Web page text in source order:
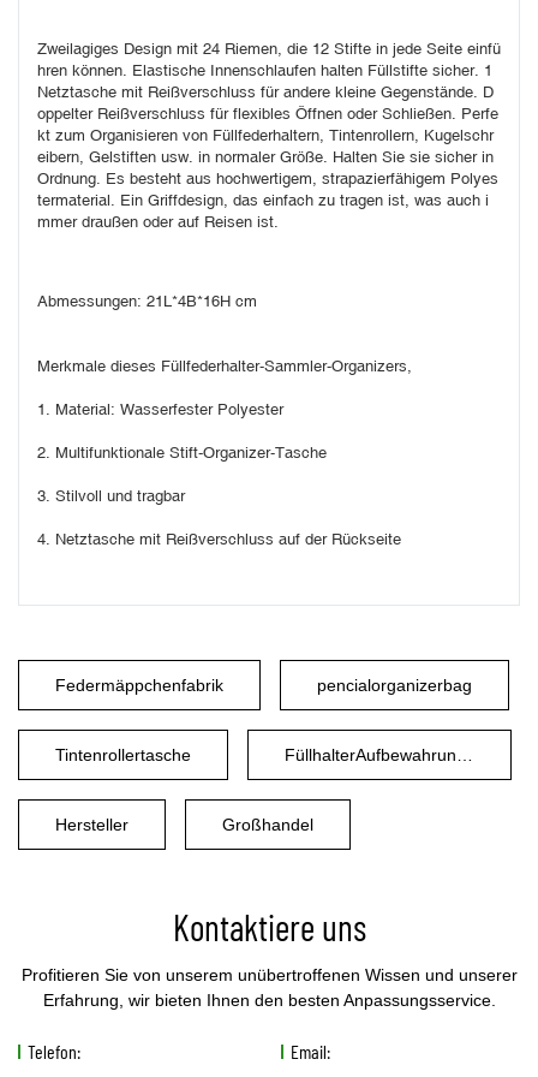
Zweilagiges Design mit 24 Riemen, die 12 Stifte in jede Seite einfü
hren können. Elastische Innenschlaufen halten Füllstifte sicher. 1
Netztasche mit Reißverschluss für andere kleine Gegenstände. D
oppelter Reißverschluss für flexibles Öffnen oder Schließen. Perfe
kt zum Organisieren von Füllfederhaltern, Tintenrollern, Kugelschr
eibern, Gelstiften usw. in normaler Größe. Halten Sie sie sicher in
Ordnung. Es besteht aus hochwertigem, strapazierfähigem Polyes
termaterial. Ein Griffdesign, das einfach zu tragen ist, was auch i
mmer draußen oder auf Reisen ist.
Abmessungen: 21L*4B*16H cm
Merkmale dieses Füllfederhalter-Sammler-Organizers,
1. Material: Wasserfester Polyester
2. Multifunktionale Stift-Organizer-Tasche
3. Stilvoll und tragbar
4. Netztasche mit Reißverschluss auf der Rückseite
Federmäppchenfabrik pencialorganizerbag
Tintenrollertasche
Hersteller Großhandel
Kontaktiere uns
Profitieren Sie von unserem unübertroffenen Wissen und unserer
Erfahrung, wir bieten Ihnen den besten Anpassungsservice.
Telefon: Email: